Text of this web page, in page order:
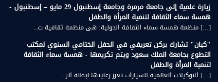
زيارة علمية إلى جامعة مرمرة وجامعة إسطنبول 29 مايو – إسطنبول -
همسة سماء الثقافة لتنمية المرأة والطفل
[…] منظمة همسة سماء الثقافة الدولية: هي منظمة ثقافية ت...
"كيان" تشارك بركن تعريفي في الحفل الختامي السنوي لمكتب
التطوع بجامعة الملك سعود ويتم تكريمها - همسة سماء الثقافة
لتنمية المرأة والطفل
[…] التوكيلات العالمية للسيارات تعزز رعايتها لبطلة الر...